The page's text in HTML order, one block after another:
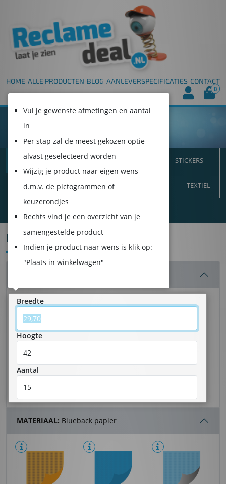
HOME ALLE PRODUCTEN BLOG AANLEVERSPECIFICATIES CONTACT
0
ALLE PRODUCTEN SPANDOEKEN STICKERS
VLAGGEN INTERIEUR BORDEN TEXTIEL
POSTERS
Breedte
Hoogte
Aantal
MATERIAAL: Blueback papier
Vul je gewenste afmetingen en aantal
in
Per stap zal de meest gekozen optie
alvast geselecteerd worden
Wijzig je product naar eigen wens
d.m.v. de pictogrammen of
keuzerondjes
Rechts vind je een overzicht van je
samengestelde product
Indien je product naar wens is klik op:
"Plaats in winkelwagen"